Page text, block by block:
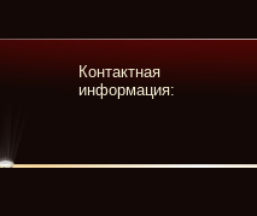
Контактная
информация: